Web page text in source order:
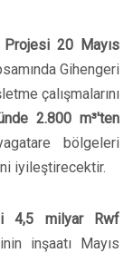
Projesi 20 Mayıs
Gihengeri
çalışmalarını
2.800 m³'ten
bölgeleri
iyileştirecektir.
4,5 milyar Rwf
inşaatı Mayıs